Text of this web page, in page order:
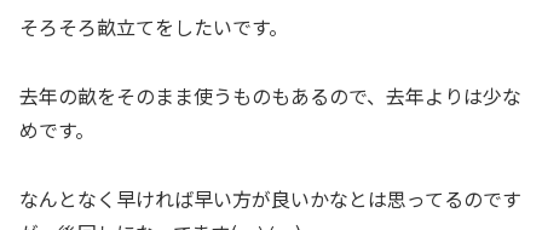
そろそろ畝立てをしたいです。
去年の畝をそのまま使うものもあるので、去年よりは少な
めです。
なんとなく早ければ早い方が良いかなとは思ってるのです